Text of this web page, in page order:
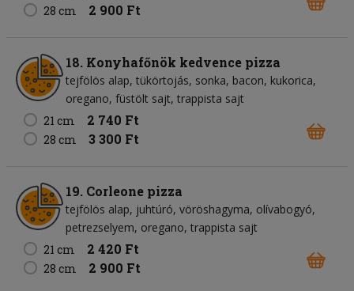
28 cm 2 900 Ft
18. Konyhafőnök kedvence pizza
tejfölös alap tükörtojás sonka bacon kukorica
oregano füstölt sajt trappista sajt
21 cm
2 740 Ft
28 cm 3 300 Ft
19. Corleone pizza
tejfölös alap juhtúró vöröshagyma olívabogyó
petrezselyem oregano trappista sajt
21 cm
2 420 Ft
28 cm 2 900 Ft